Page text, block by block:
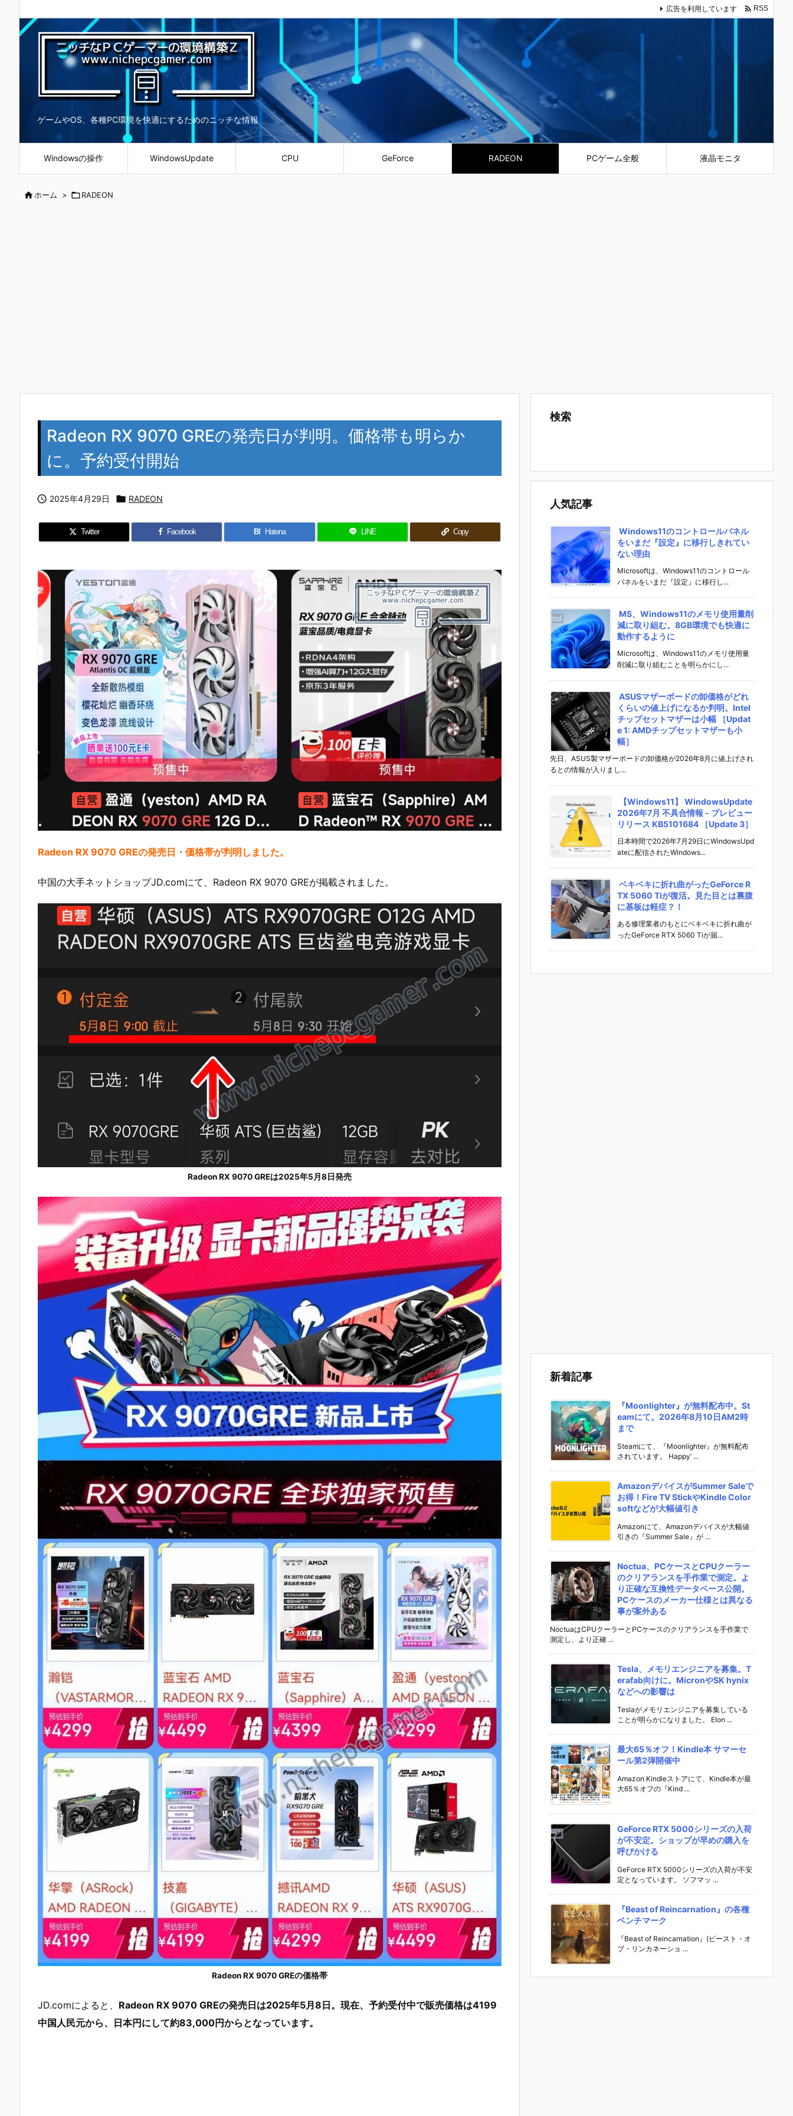
ゲームやOS、各種PC環境を快適にするためのニッチな情報
Windowsの操作 WindowsUpdate CPU GeForce RADEON PCゲーム全般 液晶モニタ
広告を利用しています  RSS
ホーム > RADEON
Radeon RX 9070 GREの発売日が判明。価格帯も明らか
に。予約受付開始
 2025年4月29日  RADEON
Twitter Facebook B! Hatena LINE Copy
Radeon RX 9070 GREの発売日・価格帯が判明しました。
中国の大手ネットショップJD.comにて、Radeon RX 9070 GREが掲載されました。
Radeon RX 9070 GREは2025年5月8日発売
Radeon RX 9070 GREの価格帯
JD.comによると、 Radeon RX 9070 GREの発売日は2025年5月8日。現在、予約受付中で販売価格は4199
中国人民元から、日本円にして約83,000円からとなっています。
検索
人気記事
Windows11のコントロールパネル
をいまだ『設定』に移行しきれてい
ない理由
Microsoftは、Windows11のコントロール
パネルをいまだ『設定』に移行し...
MS、Windows11のメモリ使用量削
減に取り組む。8GB環境でも快適に
動作するように
Microsoftは、Windows11のメモリ使用量
削減に取り組むことを明らかにし...
ASUSマザーボードの卸価格がどれ
くらいの値上げになるか判明。Intel
チップセットマザーは小幅 ［Updat
e 1: AMDチップセットマザーも小
幅］
先日、ASUS製マザーボードの卸価格が2026年8月に値上げされ
るとの情報が入りまし...
【Windows11】 WindowsUpdate
2026年7月 不具合情報 - プレビュー
リリース KB5101684 ［Update 3］
日本時間で2026年7月29日にWindowsUpd
ateに配信されたWindows...
ベキベキに折れ曲がったGeForce R
TX 5060 Tiが復活。見た目とは裏腹
に基板は軽症？！
ある修理業者のもとにベキベキに折れ曲が
ったGeForce RTX 5060 Tiが届...
新着記事
『Moonlighter』が無料配布中。St
eamにて。2026年8月10日AM2時
まで
Steamにて、『Moonlighter』が無料配布
されています。 Happy’ ...
AmazonデバイスがSummer Saleで
お得！Fire TV StickやKindle Color
softなどが大幅値引き
Amazonにて、Amazonデバイスが大幅値
引きの『Summer Sale』が ...
Noctua、PCケースとCPUクーラー
のクリアランスを手作業で測定。よ
り正確な互換性データベース公開。
PCケースのメーカー仕様とは異なる
事が案外ある
NoctuaはCPUクーラーとPCケースのクリアランスを手作業で
測定し、より正確 ...
Tesla、メモリエンジニアを募集。T
erafab向けに。MicronやSK hynix
などへの影響は
Teslaがメモリエンジニアを募集している
ことが明らかになりました。 Elon ...
最大65％オフ！Kindle本 サマーセ
ール第2弾開催中
Amazon Kindleストアにて、Kindle本が最
大65％オフの『Kind ...
GeForce RTX 5000シリーズの入荷
が不安定。ショップが早めの購入を
呼びかける
GeForce RTX 5000シリーズの入荷が不安
定となっています。 ソフマッ ...
『Beast of Reincarnation』の各種
ベンチマーク
『Beast of Reincarnation』(ビースト・オ
ブ・リンカネーショ ...